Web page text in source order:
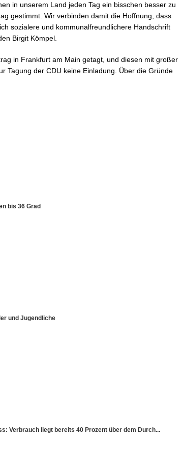
in unserem Land jeden Tag ein bisschen besser zu
gestimmt. Wir verbinden damit die Hoffnung, dass
sozialere und kommunalfreundlichere Handschrift
Birgit Kömpel.
in Frankfurt am Main getagt, und diesen mit großer
Tagung der CDU keine Einladung. Über die Gründe
bis 36 Grad
und Jugendliche
Verbrauch liegt bereits 40 Prozent über dem Durch...